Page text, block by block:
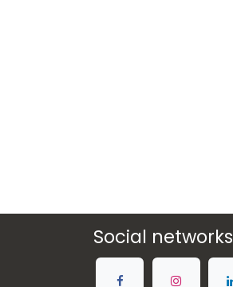
Social networks